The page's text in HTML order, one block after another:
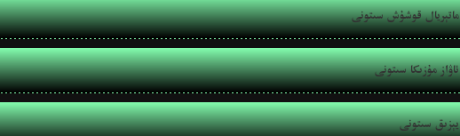
ماتېريال قوشۇش سىتونى
ئاۋاز مۇزىكا سىتونى
يېزىق سىتونى